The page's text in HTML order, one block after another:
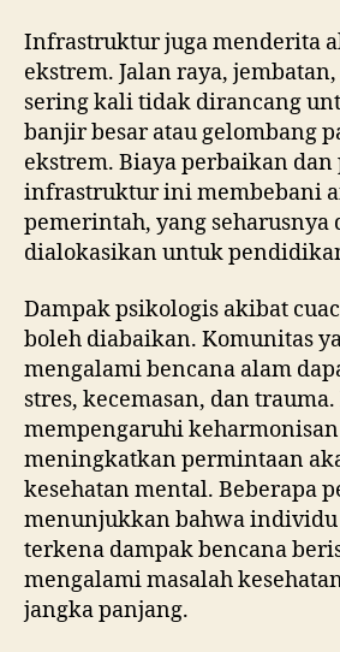
Infrastruktur juga menderita
ekstrem. Jalan raya,
sering kali tidak dirancang
banjir besar atau gelombang
ekstrem. Biaya perbaikan
infrastruktur ini membebani
pemerintah, yang seharusnya
dialokasikan untuk
Dampak psikologis akibat
boleh diabaikan. Komunitas
mengalami bencana alam
stres, kecemasan, dan
mempengaruhi
meningkatkan permintaan
kesehatan mental. Beberapa
menunjukkan bahwa
terkena dampak bencana
mengalami masalah
jangka panjang.